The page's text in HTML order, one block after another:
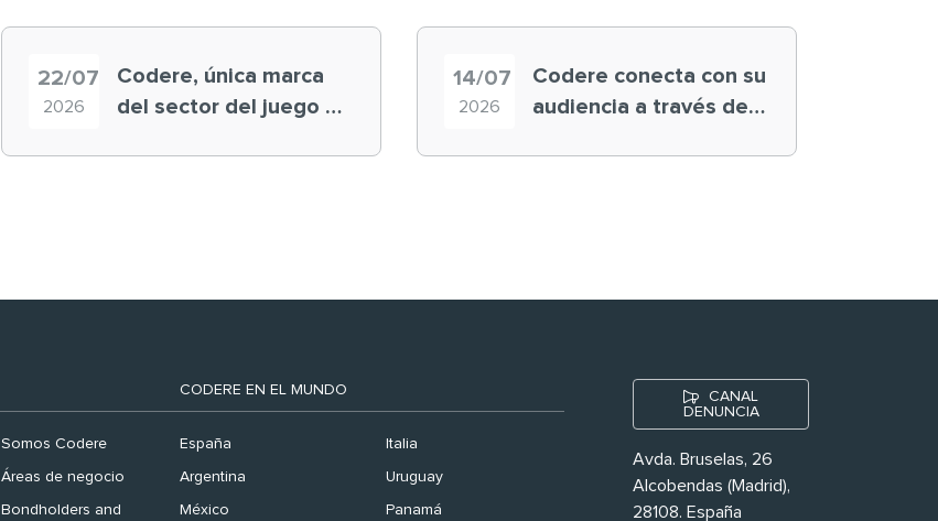
22/07
2026
Codere, única marca
del sector del juego en
14/07
2026
Codere conecta con su
audiencia a través de
Somos Codere
Áreas de negocio
Bondholders and
CODERE EN EL MUNDO
España Italia
Argentina Uruguay
México Panamá
CANAL
DENUNCIA
Avda. Bruselas, 26
Alcobendas (Madrid),
28108. España